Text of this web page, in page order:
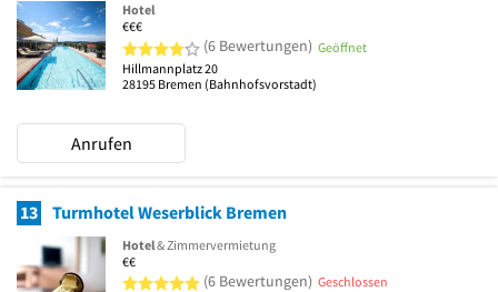
Hotel
€€€
4 von 5 Sternen
(6 Bewertungen) Geöffnet
Hillmannplatz 20
28195 Bremen (Bahnhofsvorstadt)
Anrufen
13 Turmhotel Weserblick Bremen
Hotel& Zimmervermietung
€€
5 von 5 Sternen
(6 Bewertungen) Geschlossen